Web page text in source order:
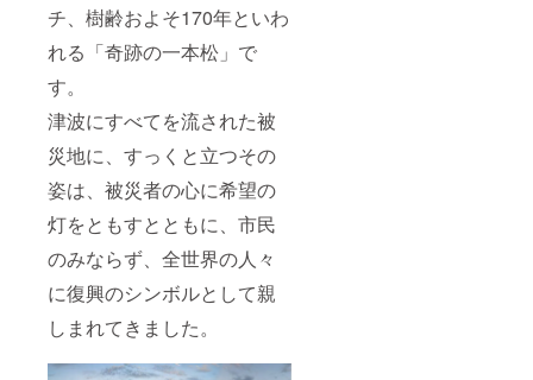
チ、樹齢およそ170年といわ
れる「奇跡の一本松」で
す。
津波にすべてを流された被
災地に、すっくと立つその
姿は、被災者の心に希望の
灯をともすとともに、市民
のみならず、全世界の人々
に復興のシンボルとして親
しまれてきました。